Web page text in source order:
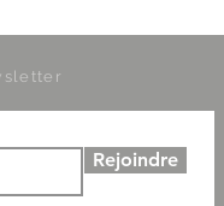
Rejoindre